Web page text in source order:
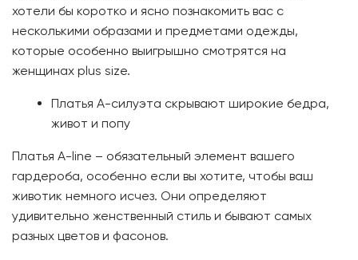
хотели бы коротко и ясно познакомить вас с
несколькими образами и предметами одежды,
которые особенно выигрышно смотрятся на
женщинах plus size.
Платья А-силуэта скрывают широкие бедра,
живот и попу
Платья A-line – обязательный элемент вашего
гардероба, особенно если вы хотите, чтобы ваш
животик немного исчез. Они определяют
удивительно женственный стиль и бывают самых
разных цветов и фасонов.